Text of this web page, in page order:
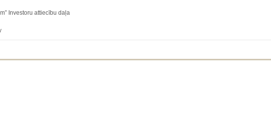
Investoru attiecību daļa